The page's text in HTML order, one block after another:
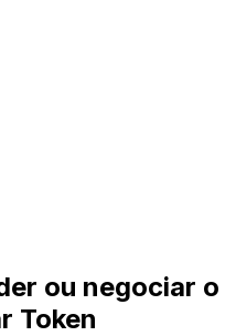
ou negociar o
Token